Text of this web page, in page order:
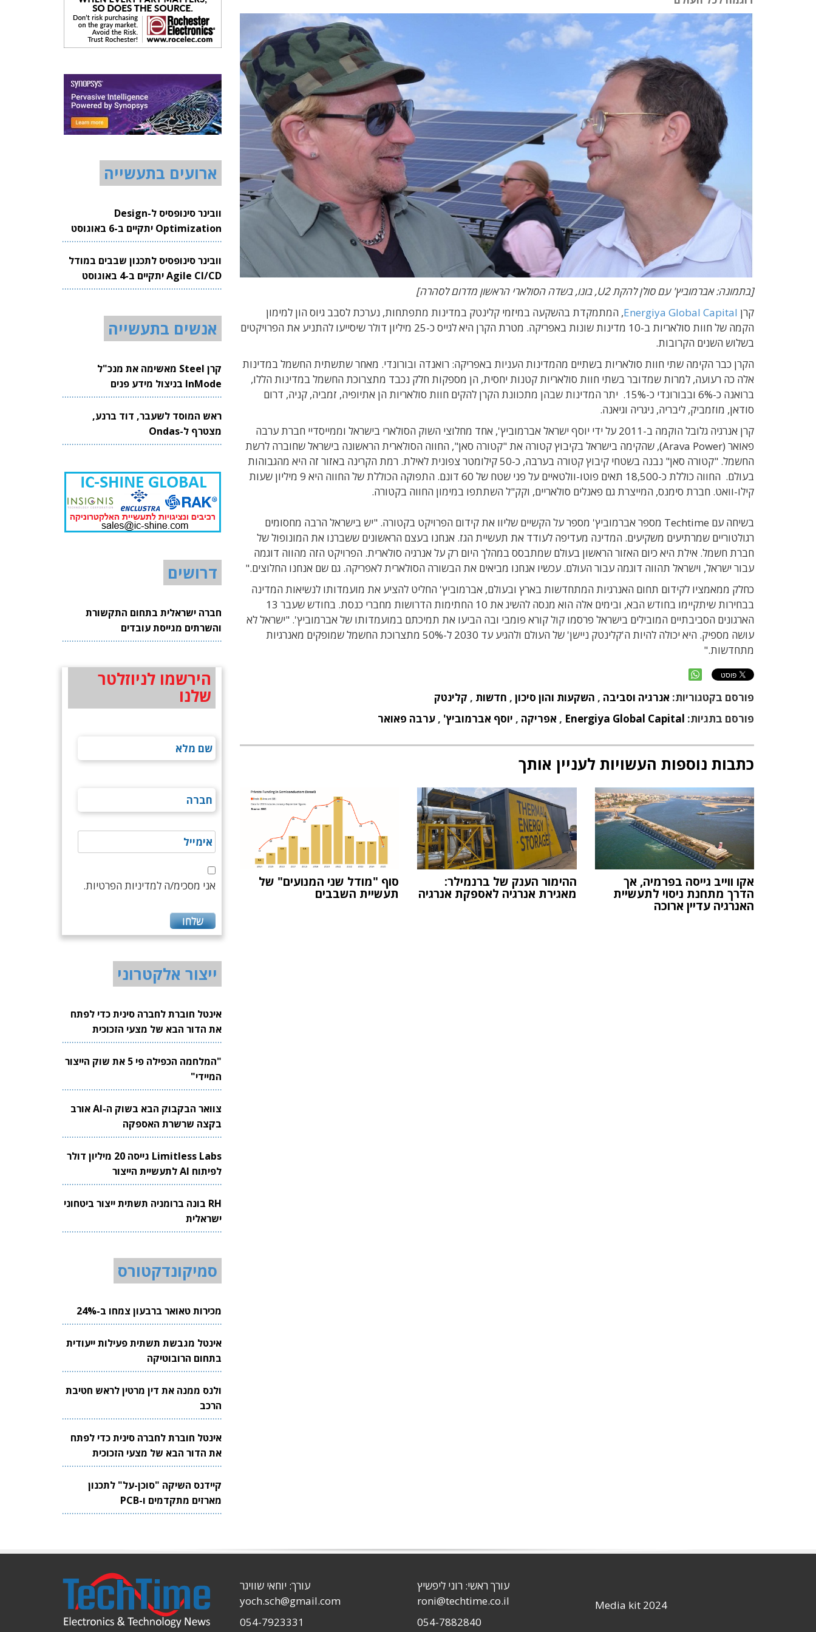
[בתמונה: אברמוביץ' עם סולן להקת U2, בונו, בשדה הסולארי הראשון מדרום לסהרה]
קרן Energiya Global Capital, המתמקדת בהשקעה במיזמי קלינטק במדינות מתפתחות, נערכת לסבב גיוס הון למימון
הקמה של חוות סולאריות ב-10 מדינות שונות באפריקה. מטרת הקרן היא לגייס כ-25 מיליון דולר שיסייעו להתניע את הפרויקטים
בשלוש השנים הקרובות.
הקרן כבר הקימה שתי חוות סולאריות בשתיים מהמדינות העניות באפריקה: רואנדה ובורונדי. מאחר שתשתית החשמל במדינות
אלה כה רעועה, למרות שמדובר בשתי חוות סולאריות קטנות יחסית, הן מספקות חלק נכבד מתצרוכת החשמל במדינות הללו,
ברואנה כ-6% ובבורונדי כ-15%. יתר המדינות שבהן מתכוונת הקרן להקים חוות סולאריות הן אתיופיה, זמביה, קניה, דרום
סודאן, מוזמביק, ליבריה, ניגריה וגיאנה.
קרן אנרגיה גלובל הוקמה ב-2011 על ידי יוסף ישראל אברמוביץ', אחד מחלוצי השוק הסולארי בישראל וממייסדיי חברת ערבה
פאואר (Arava Power), שהקימה בישראל בקיבוץ קטורה את "קטורה סאן", החווה הסולארית הראשונה בישראל שחוברה לרשת
החשמל. "קטורה סאן" נבנה בשטחי קיבוץ קטורה בערבה, כ-50 קילומטר צפונית לאילת. רמת הקרינה באזור זה היא מהגבוהות
בעולם. החווה כוללת כ-18,500 תאים פוטו-וולטאיים על פני שטח של 60 דונם.
התפוקה הכוללת של החווה היא 9 מיליון שעות
קילו-וואט. חברת סימנס, המייצרת גם פאנלים סולאריים, וקק"ל השתתפו במימון החווה בקטורה.
בשיחה עם Techtime מספר אברמוביץ' מספר על הקשיים שליוו את קידום הפרויקט בקטורה. "יש בישראל הרבה מחסומים
רגולטוריים שמרתיעים משקיעים. המדינה מעדיפה לעודד את תעשיית הגז. אנחנו בעצם הראשונים ששברנו את המונופול של
חברת חשמל. אילת היא כיום האזור הראשון בעולם שמתבסס במהלך היום רק על אנרגיה סולארית. הפרויקט הזה מהווה דוגמה
עבור ישראל, וישראל תהווה דוגמה עבור העולם. עכשיו אנחנו מביאים את הבשורה הסולארית לאפריקה. גם שם אנחנו החלוצים."
כחלק ממאמציו לקידום תחום האנרגיות המתחדשות בארץ ובעולם, אברמוביץ' החליט להציע את מועמדותו לנשיאות המדינה
בבחירות שיתקיימו בחודש הבא, ובימים אלה הוא מנסה להשיג את 10 החתימות הדרושות מחברי כנסת. בחודש שעבר 13
הארגונים הסביבתיים המובילים בישראל פרסמו קול קורא פומבי ובה הביעו את תמיכתם במועמדותו של אברמוביץ'. "ישראל לא
עושה מספיק. היא יכולה להיות ה'קלינטק ניישן' של העולם ולהגיע עד 2030 ל-50% מתצרוכת החשמל שמופקים מאנרגיות
מתחדשות."
פורסם בקטגוריות: אנרגיה וסביבה , השקעות והון סיכון , חדשות , קלינטק
פורסם בתגיות: Energiya Global Capital
, אפריקה , יוסף אברמוביץ' , ערבה פאואר
כתבות נוספות העשויות לעניין אותך
אקו ווייב גייסה בפרמיה, אך
הדרך מתחנת ניסוי לתעשיית
האנרגיה עדיין ארוכה
ההימור הענק של ברנמילר:
מאגירת אנרגיה לאספקת אנרגיה
סוף "מודל שני המנועים" של
תעשיית השבבים
ארועים בתעשייה
וובינר סינופסיס ל-Design
Optimization יתקיים ב-6 באוגוסט
2026
וובינר סינופסיס לתכנון שבבים במודל
Agile CI/CD יתקיים ב-4 באוגוסט
2026
אנשים בתעשייה
קרן Steel מאשימה את מנכ"ל
InMode בניצול מידע פנים
ראש המוסד לשעבר, דוד ברנע,
מצטרף ל-Ondas
דרושים
חברה ישראלית בתחום התקשורת
והשרתים מגייסת עובדים
הירשמו לניוזלטר
שלנו
אני מסכימ/ה למדיניות הפרטיות.
ייצור אלקטרוני
אינטל חוברת לחברה סינית כדי לפתח
את הדור הבא של מצעי הזכוכית
לשבבים
"המלחמה הכפילה פי 5 את שוק הייצור
המיידי"
צוואר הבקבוק הבא בשוק ה-AI אורב
בקצה שרשרת האספקה
Limitless Labs גייסה 20 מיליון דולר
לפיתוח AI לתעשיית הייצור
RH בונה ברומניה תשתית ייצור ביטחוני
ישראלית
סמיקונדקטורס
מכירות טאואר ברבעון צמחו ב-24%
אינטל מגבשת תשתית פעילות ייעודית
בתחום הרובוטיקה
ולנס ממנה את דין מרטין לראש חטיבת
הרכב
אינטל חוברת לחברה סינית כדי לפתח
את הדור הבא של מצעי הזכוכית
לשבבים
קיידנס השיקה "סוכן-על" לתכנון
מארזים מתקדמים ו-PCB
Media kit 2024
עורך ראשי: רוני ליפשיץ
roni@techtime.co.il
054-7882840
עורך: יוחאי שוויגר
yoch.sch@gmail.com
054-7923331